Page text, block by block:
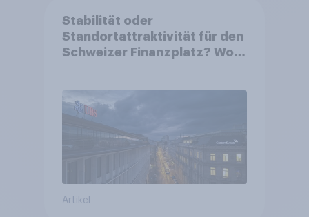
Stabilität oder
Standortattraktivität für den
Schweizer Finanzplatz? Wo
von Grossbanken steht
Artikel